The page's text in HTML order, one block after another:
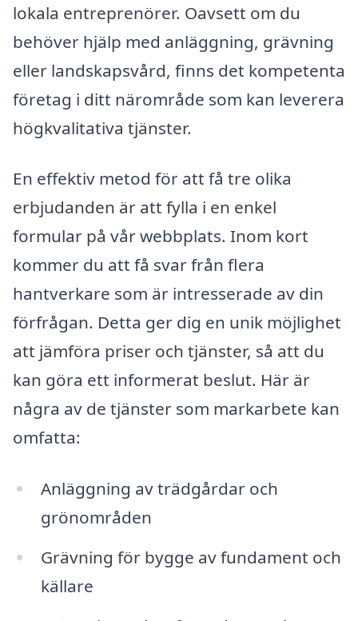
lokala entreprenörer. Oavsett om du
behöver hjälp med anläggning, grävning
eller landskapsvård, finns det kompetenta
företag i ditt närområde som kan leverera
högkvalitativa tjänster.
En effektiv metod för att få tre olika
erbjudanden är att fylla i en enkel
formular på vår webbplats. Inom kort
kommer du att få svar från flera
hantverkare som är intresserade av din
förfrågan. Detta ger dig en unik möjlighet
att jämföra priser och tjänster, så att du
kan göra ett informerat beslut. Här är
några av de tjänster som markarbete kan
omfatta:
Anläggning av trädgårdar och
grönområden
Grävning för bygge av fundament och
källare